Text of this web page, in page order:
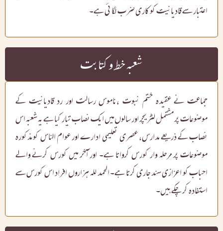
اعتبار سے قادیانیت کو کاری ضرب لگائی ہے۔
شعبہ خط و کتابت
جماعت نے عقیدہ ختم نبوت ،ناموس رسالت اور رد قادیانیت کے
موضوعات پر مشتمل لٹریچر اور سالوں میں ایک نصاب تیار کیا ہے یہ شعبہ اس
نصاب کے ذریعے مدارس، عصری تعلیمی ادارے اور عوام الناس کو مذکورہ
موضوعات پر مرحلہ وار کورس کرواتا ہے۔ اور آخر میں کورس کرنے والے
احباب کو اعزازی سند جاری کرتا ہے۔ الحمد للہ ہزاروں افراد اس کورس سے
استفادہ کر چکے ہیں۔